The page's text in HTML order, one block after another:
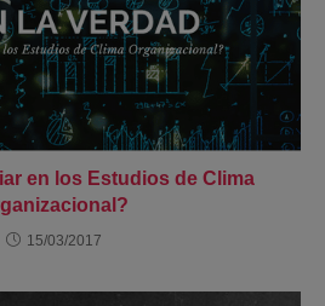
en los Estudios de Clima
15/03/2017